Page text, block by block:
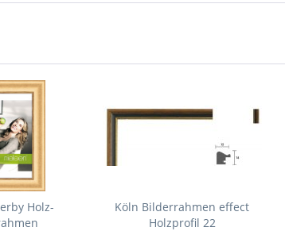
Holz-
Köln Bilderrahmen effect
Holzprofil 22